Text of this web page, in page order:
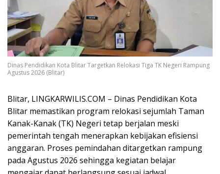
Dinas Pendidikan Kota Blitar Targetkan Relokasi Tiga TK Negeri Rampung
Agustus 2026 (Blitar)
Blitar, LINGKARWILIS.COM – Dinas Pendidikan Kota
Blitar memastikan program relokasi sejumlah Taman
Kanak-Kanak (TK) Negeri tetap berjalan meski
pemerintah tengah menerapkan kebijakan efisiensi
anggaran. Proses pemindahan ditargetkan rampung
pada Agustus 2026 sehingga kegiatan belajar